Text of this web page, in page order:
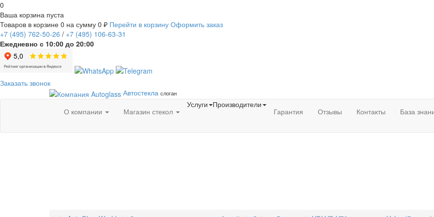
0
Ваша корзина пуста
Товаров в корзине 0 на сумму 0 ₽ Перейти в корзину Оформить заказ
+7 (495) 762-50-26 / +7 (495) 106-63-31
Ежедневно с 10:00 до 20:00
Заказать звонок
Автостекла слоган
О компании Магазин стекол
Услуги Производители
Гарантия Отзывы Контакты База